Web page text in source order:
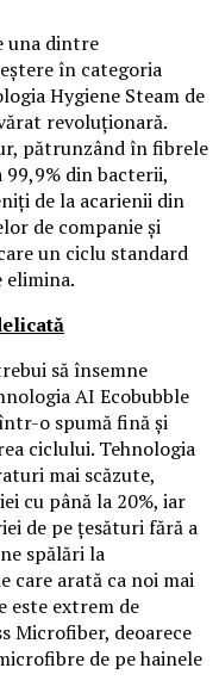
una dintre
în categoria
Hygiene Steam de
revoluționară.
pătrunzând în fibrele
din bacterii,
de la acarienii din
de companie și
un ciclu standard
elimina.
să însemne
AI Ecobubble
o spumă fină și
ciclului. Tehnologia
mai scăzute,
cu până la 20%, iar
de pe țesături fără a
spălări la
care arată ca noi mai
este extrem de
Microfiber, deoarece
de pe hainele